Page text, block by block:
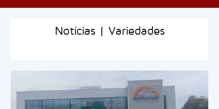
Notícias | Variedades